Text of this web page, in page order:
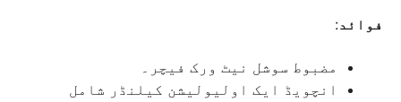
فوائد:
مضبوط سوشل نیٹ ورک فیچر۔
انچویڈ ایک اولیولیشن کیلنڈر شامل